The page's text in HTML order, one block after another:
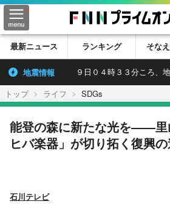
最新ニュース ランキング そな
地震情報 ９日０４時３３分ころ、地
トップ ライフ SDGs
能登の森に新たな光を——里
ヒバ楽器」が切り拓く復興
石川テレビ